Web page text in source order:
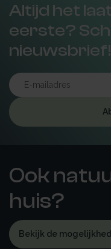
Altijd het
eerste?
nieuwsbrief!
Ook
huis?
Bekijk de